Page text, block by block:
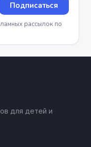
Подписаться
рассылок по
для детей и